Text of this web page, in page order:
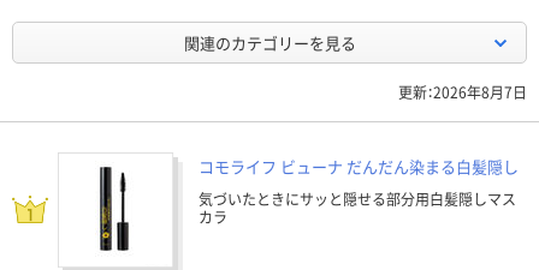
関連のカテゴリーを見る
更新：2026年8月7日
コモライフ ビューナ だんだん染まる白髪隠し
気づいたときにサッと隠せる部分用白髪隠しマス
カラ